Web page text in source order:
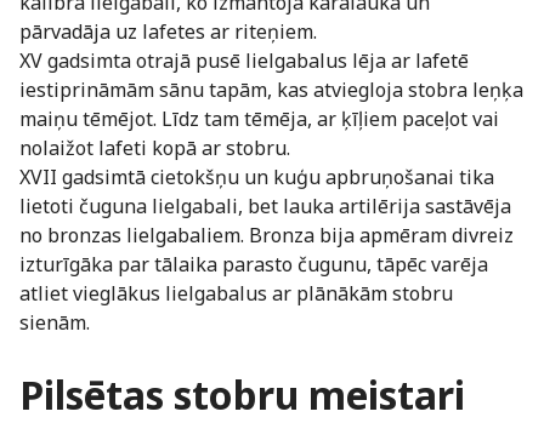
pārvadāja uz lafetes ar riteņiem.
XV gadsimta otrajā pusē lielgabalus lēja ar lafetē
iestiprināmām sānu tapām, kas atviegloja stobra leņķa
maiņu tēmējot. Līdz tam tēmēja, ar ķīļiem paceļot vai
nolaižot lafeti kopā ar stobru.
XVII gadsimtā cietokšņu un kuģu apbruņošanai tika
lietoti čuguna lielgabali, bet lauka artilērija sastāvēja
no bronzas lielgabaliem. Bronza bija apmēram divreiz
izturīgāka par tālaika parasto čugunu, tāpēc varēja
atliet vieglākus lielgabalus ar plānākām stobru
sienām.
Pilsētas stobru meistari